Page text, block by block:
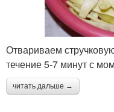
Отвариваем
течение 5-7 минут с
читать дальше →